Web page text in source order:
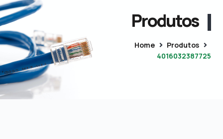
Produtos
Home
Produtos
4016032387725